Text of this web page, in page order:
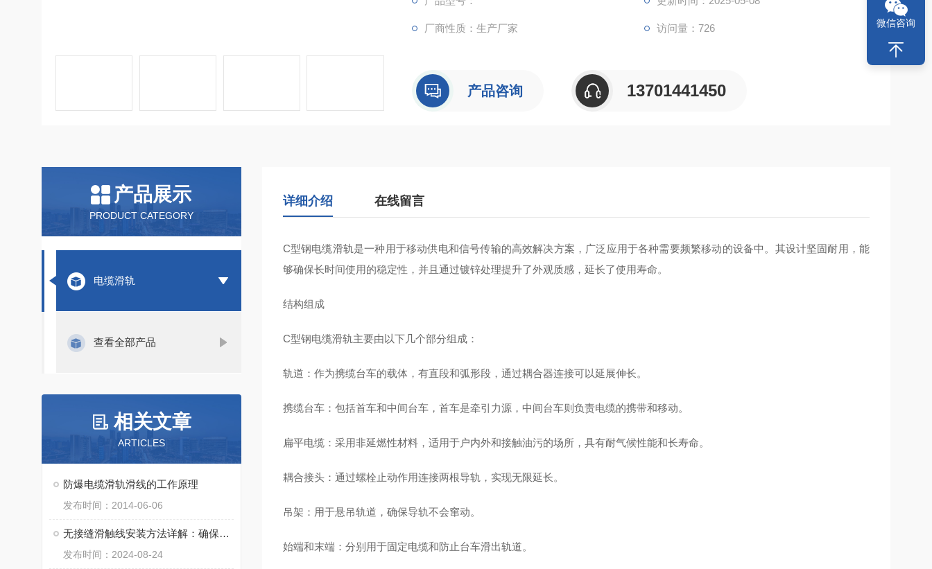
厂商性质：生产厂家 访问量：726
产品咨询 13701441450
产品展示
PRODUCT CATEGORY
电缆滑轨
查看全部产品
相关文章
ARTICLES
防爆电缆滑轨滑线的工作原理
发布时间：2014-06-06
无接缝滑触线安装方法详解：确保高效供电与安全运行
发布时间：2024-08-24
详细介绍 在线留言
C型钢电缆滑轨‌是一种用于移动供电和信号传输的高效解决方案，广泛应用于各种需要频繁移动的设备中。其设计坚固耐用，能
够确保长时间使用的稳定性，并且通过镀锌处理提升了外观质感，延长了使用寿命‌。
结构组成
C型钢电缆滑轨主要由以下几个部分组成：
‌轨道‌：作为携缆台车的载体，有直段和弧形段，通过耦合器连接可以延展伸长。
‌携缆台车‌：包括首车和中间台车，首车是牵引力源，中间台车则负责电缆的携带和移动。
‌扁平电缆‌：采用非延燃性材料，适用于户内外和接触油污的场所，具有耐气候性能和长寿命。
‌耦合接头‌：通过螺栓止动作用连接两根导轨，实现无限延长。
‌吊架‌：用于悬吊轨道，确保导轨不会窜动。
‌始端和末端‌：分别用于固定电缆和防止台车滑出轨道‌。
微信咨询